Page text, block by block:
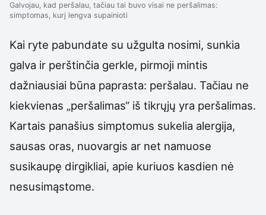
Galvojau, kad peršalau, tačiau tai buvo visai ne peršalimas:
simptomas, kurį lengva supainioti
Kai ryte pabundate su užgulta nosimi, sunkia
galva ir perštinčia gerkle, pirmoji mintis
dažniausiai būna paprasta: peršalau. Tačiau ne
kiekvienas „peršalimas“ iš tikrųjų yra peršalimas.
Kartais panašius simptomus sukelia alergija,
sausas oras, nuovargis ar net namuose
susikaupę dirgikliai, apie kuriuos kasdien nė
nesusimąstome.